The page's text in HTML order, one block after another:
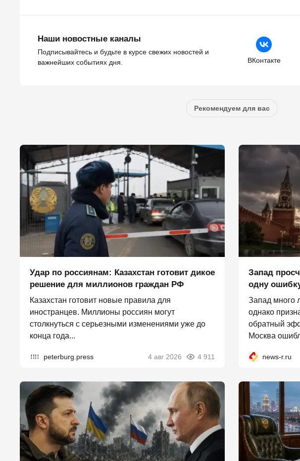
Наши новостные каналы
Подписывайтесь и будьте в курсе свежих новостей и
важнейших событиях дня.
ВКонтакте
Рекомендуем для вас
Удар по россиянам: Казахстан готовит дикое
решение для миллионов граждан РФ
Казахстан готовит новые правила для
иностранцев. Миллионы россиян могут
столкнуться с серьезными изменениями уже до
конца года...
peterburg.press 4 авг 2026 4 911
Запад
одну
Запад много
однако
обратный
Москва
news-r.ru